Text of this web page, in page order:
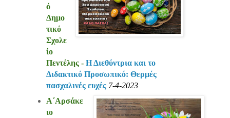
ό
Δημο
τικό
Σχολε
ίο
Πεντέλης - Η Διεθύντρια και το
Διδακτικό Προσωπικό: Θερμές
πασχαλινές ευχές 7-4-2023
Α΄Αρσάκε
ιο